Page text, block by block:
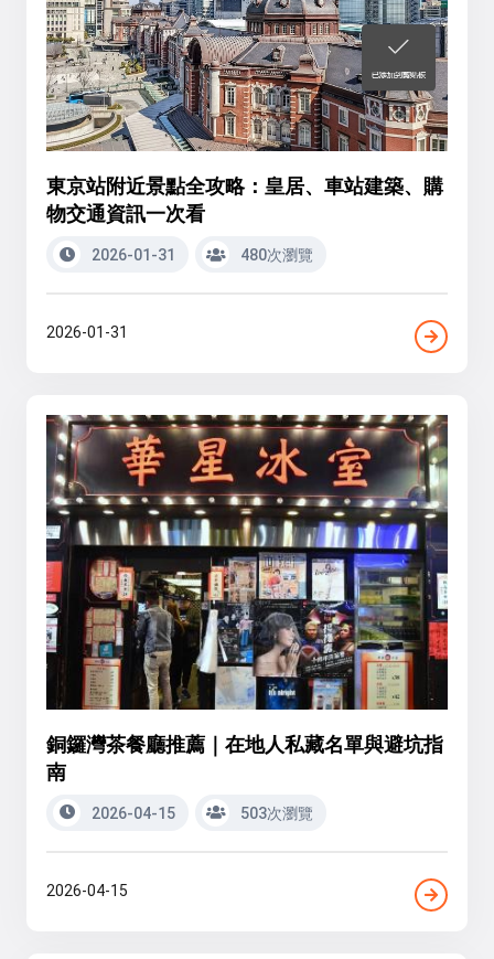
東京站附近景點全攻略：皇居、車站建築、購
物交通資訊一次看
2026-01-31 480次瀏覽
2026-01-31
銅鑼灣茶餐廳推薦｜在地人私藏名單與避坑指
南
2026-04-15 503次瀏覽
2026-04-15